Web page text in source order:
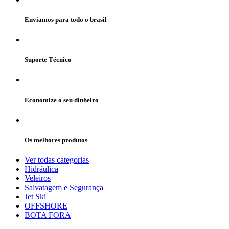
Enviamos para todo o brasil
Suporte Técnico
Economize o seu dinheiro
Os melhores produtos
Ver todas categorias
Hidráulica
Veleiros
Salvatagem e Segurança
Jet Ski
OFFSHORE
BOTA FORA